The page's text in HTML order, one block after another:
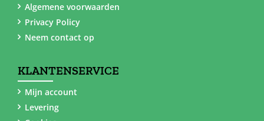
Algemene voorwaarden
Privacy Policy
Neem contact op
KLANTENSERVICE
Mijn account
Levering